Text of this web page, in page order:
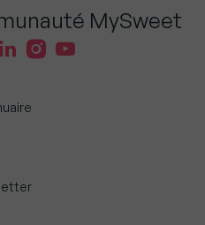
MySweet